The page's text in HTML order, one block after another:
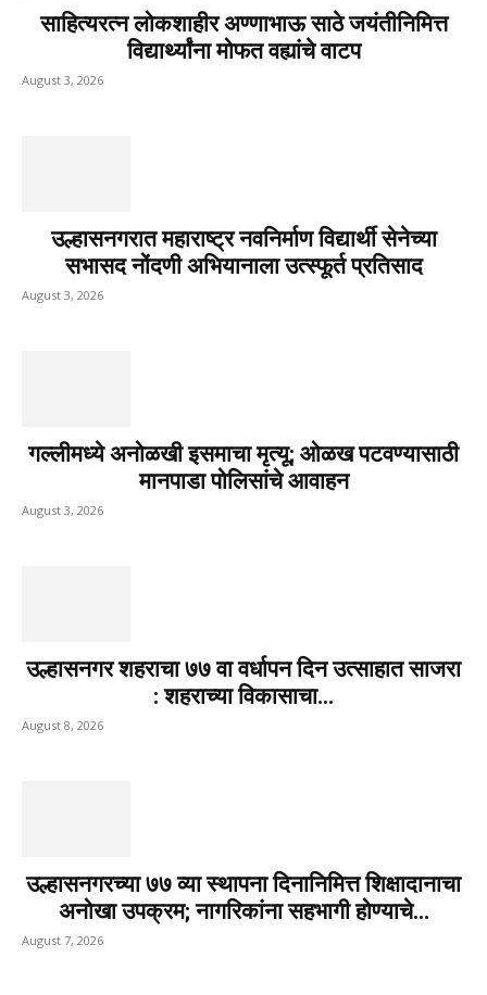
साहित्यरत्न लोकशाहीर अण्णाभाऊ साठे जयंतीनिमित्त
विद्यार्थ्यांना मोफत वह्यांचे वाटप
August 3, 2026
उल्हासनगरात महाराष्ट्र नवनिर्माण विद्यार्थी सेनेच्या
सभासद नोंदणी अभियानाला उत्स्फूर्त प्रतिसाद
August 3, 2026
गल्लीमध्ये अनोळखी इसमाचा मृत्यू; ओळख पटवण्यासाठी
मानपाडा पोलिसांचे आवाहन
August 3, 2026
उल्हासनगर शहराचा ७७ वा वर्धापन दिन उत्साहात साजरा
: शहराच्या विकासाचा...
August 8, 2026
उल्हासनगरच्या ७७ व्या स्थापना दिनानिमित्त शिक्षादानाचा
अनोखा उपक्रम; नागरिकांना सहभागी होण्याचे...
August 7, 2026